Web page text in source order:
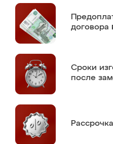
договора
Сроки
после
Рассрочка